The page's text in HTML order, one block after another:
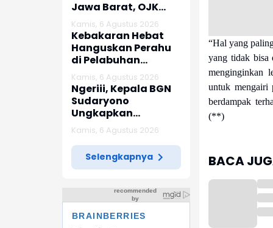
Jawa Barat, OJK
dan Polisi Ungkap
Dugaan Penipuan
Modus Titip Limit
Paylater
Kamis, 6 Agustus 2026
Kebakaran Hebat
Hanguskan Perahu
di Pelabuhan
Karangsong
Indramayu
Kamis, 6 Agustus 2026
Ngeriii, Kepala BGN
Sudaryono
Ungkapkan
Diketemukan Ada 6
Juta Data Ganda
Siswa Penerima MBG
Kamis, 6 Agustus 2026
Selengkapnya
“Hal yang
yang tidak bisa
menginginkan
untuk mengairi
berdampak
(**)
BACA